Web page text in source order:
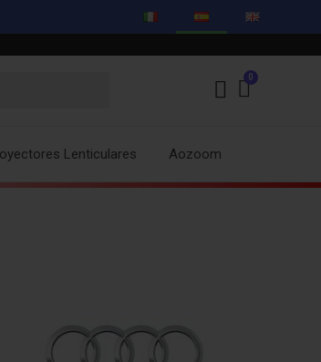
Lenticulares Aozoom